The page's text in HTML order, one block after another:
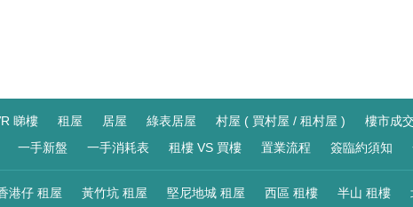
睇樓 租屋 居屋 綠表居屋 村屋 ( 買村屋 / 租村屋 ) 樓市成
一手新盤 一手消耗表 租樓 VS 買樓 置業流程 簽臨約須知
港仔 租屋 黃竹坑 租屋 堅尼地城 租屋 西區 租樓 半山 租樓